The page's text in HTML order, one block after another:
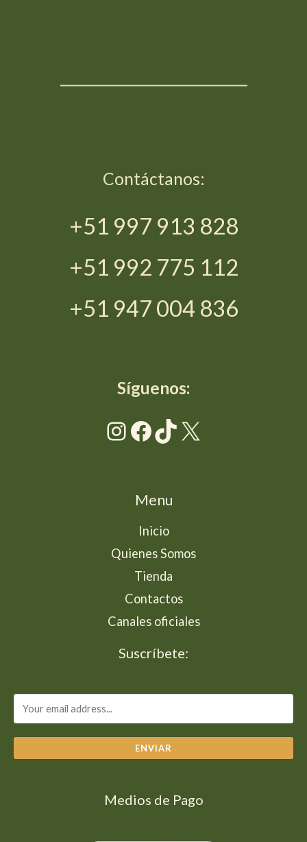
Contáctanos:
+51 997 913 828
+51 992 775 112
+51 947 004 836
Síguenos:
Instagram
Facebook
TikTok
X
Menu
Inicio
Quienes Somos
Tienda
Contactos
Canales oficiales
Suscríbete:
ENVIAR
Medios de Pago